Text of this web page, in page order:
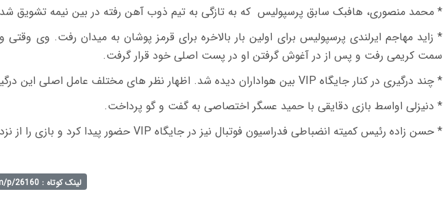
* محمد منصوری، هافبک سابق پرسپولیس که به تازگی به تیم ذوب آهن رفته در بین نیمه تشویق
* زاید مهاجم ایرلندی پرسپولیس برای اولین بار بالاخره برای قرمز پوشان به میدان رفت. وی وقتی
سمت کریمی رفت و پس از در آغوش گرفتن او در پست اصلی خود قرار گرفت.
* چند درگیری در کنار جایگاه VIP بین هواداران دیده شد. اظهار نظر های مختلف عامل اصلی این درگیری بود.
* دنیزلی اواسط بازی دقایقی با حمید عسگر اختصاصی به گفت و گو پرداخت.
* حسن زاده رئیس کمیته انضباطی فدراسیون فوتبال نیز در جایگاه VIP حضور پیدا کرد و بازی را از نزدیک تماشا کرد.
لینک کوتاه : https://arteshesorkh.com/p/26160